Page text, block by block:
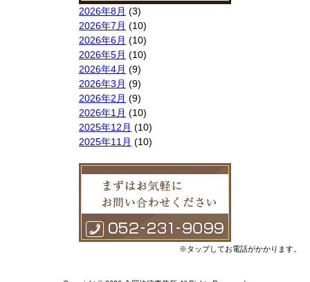
2026年8月 (3)
2026年7月 (10)
2026年6月 (10)
2026年5月 (10)
2026年4月 (9)
2026年3月 (9)
2026年2月 (9)
2026年1月 (10)
2025年12月 (10)
2025年11月 (10)
2025年8月(9)
2025年7月(10)
2025年6月(10)
2025年5月(10)
2025年4月(10)
※タップしてお電話がかかります。